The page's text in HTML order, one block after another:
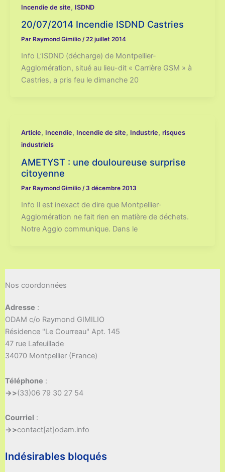
Incendie de site, ISDND
20/07/2014 Incendie ISDND Castries
Par Raymond Gimilio /22 juillet 2014
Info L’ISDND (décharge) de Montpellier-
Agglomération, situé au lieu-dit « Carrière GSM » à
Castries, a pris feu le dimanche 20
Article, Incendie, Incendie de site, Industrie, risques
industriels
AMETYST : une douloureuse surprise
citoyenne
Par Raymond Gimilio / 3 décembre 2013
Info Il est inexact de dire que Montpellier-
Agglomération ne fait rien en matière de déchets.
Notre Agglo communique. Dans le
Nos coordonnées
Adresse :
ODAM c/o Raymond GIMILIO
Résidence "Le Courreau" Apt. 145
47 rue Lafeuillade
34070 Montpellier (France)
Téléphone :
->>(33)06 79 30 27 54
Courriel :
->>contact[at]odam.info
Indésirables bloqués